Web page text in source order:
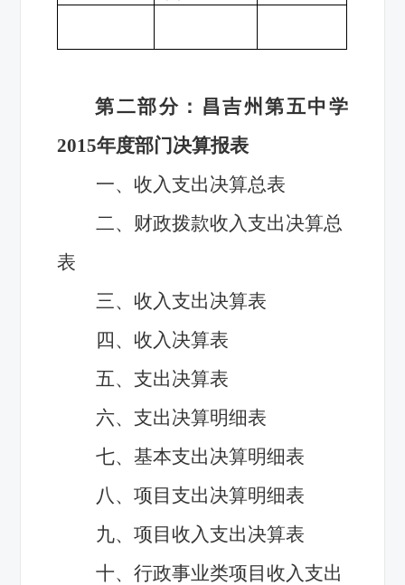
第二部分：昌吉州第五中学
2015年度部门决算报表
一、收入支出决算总表
二、财政拨款收入支出决算总
表
三、收入支出决算表
四、收入决算表
五、支出决算表
六、支出决算明细表
七、基本支出决算明细表
八、项目支出决算明细表
九、项目收入支出决算表
十、行政事业类项目收入支出